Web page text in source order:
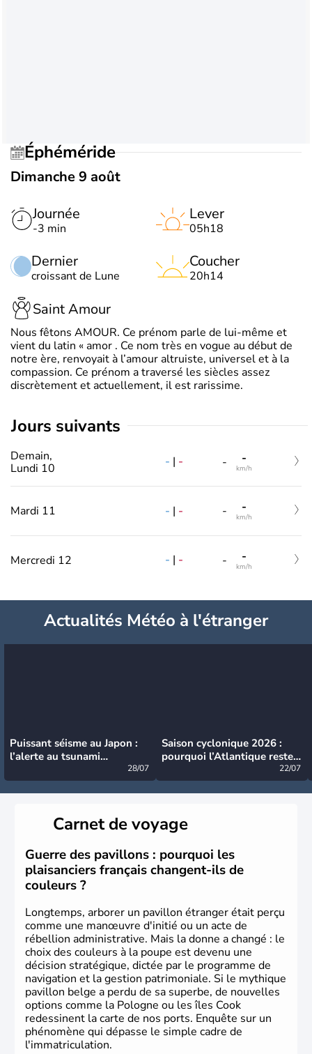
Éphéméride
Dimanche 9 août
Journée
-3 min
Dernier
croissant de Lune
Lever
05h18
Coucher
20h14
Saint Amour
Nous fêtons AMOUR. Ce prénom parle de lui-même et
vient du latin « amor . Ce nom très en vogue au début de
notre ère, renvoyait à l’amour altruiste, universel et à la
compassion. Ce prénom a traversé les siècles assez
discrètement et actuellement, il est rarissime.
jours suivants
Demain,
Lundi 10
- | - - -
km/h
Mardi 11 - | - - -
km/h
Mercredi 12 - | - - -
km/h
Actualités Météo à l'étranger
Puissant séisme au Japon :
l’alerte au tsunami
28/07
Saison cyclonique 2026 :
pourquoi l’Atlantique reste
22/07
Carnet de voyage
Guerre des pavillons : pourquoi les
plaisanciers français changent-ils de
couleurs ?
Longtemps, arborer un pavillon étranger était perçu
comme une manœuvre d'initié ou un acte de
rébellion administrative. Mais la donne a changé : le
choix des couleurs à la poupe est devenu une
décision stratégique, dictée par le programme de
navigation et la gestion patrimoniale. Si le mythique
pavillon belge a perdu de sa superbe, de nouvelles
options comme la Pologne ou les îles Cook
redessinent la carte de nos ports. Enquête sur un
phénomène qui dépasse le simple cadre de
l'immatriculation.